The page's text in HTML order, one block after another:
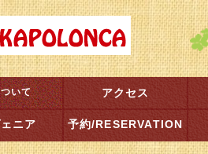
いて アクセス
ニア 予約/RESERVATION